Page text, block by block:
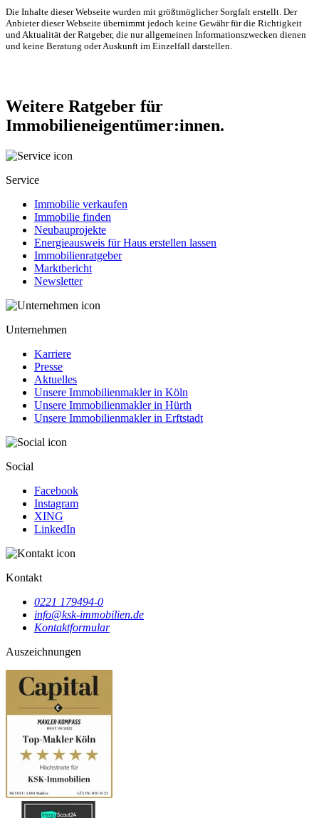
Die Inhalte dieser Webseite wurden mit größtmöglicher Sorgfalt erstellt. Der
Anbieter dieser Webseite übernimmt jedoch keine Gewähr für die Richtigkeit
und Aktualität der Ratgeber, die nur allgemeinen Informationszwecken dienen
und keine Beratung oder Auskunft im Einzelfall darstellen.
Weitere Ratgeber für
Immobilieneigentümer:innen.
Service
Immobilie verkaufen
Immobilie finden
Neubauprojekte
Energieausweis für Haus erstellen lassen
Immobilienratgeber
Marktbericht
Newsletter
Unternehmen
Karriere
Presse
Aktuelles
Unsere Immobilienmakler in Köln
Unsere Immobilienmakler in Hürth
Unsere Immobilienmakler in Erftstadt
Social
Facebook
Instagram
XING
LinkedIn
Kontakt
0221 179494-0
info@ksk-immobilien.de
Kontaktformular
Auszeichnungen